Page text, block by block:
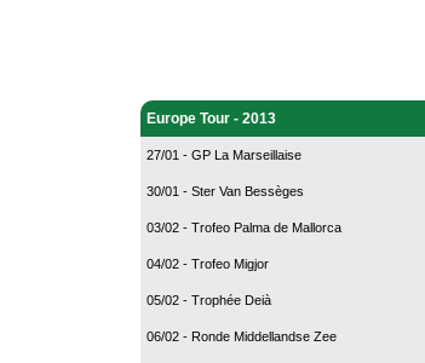
Europe Tour - 2013
27/01 - GP La Marseillaise
30/01 - Ster Van Bessèges
03/02 - Trofeo Palma de Mallorca
04/02 - Trofeo Migjor
05/02 - Trophée Deià
06/02 - Ronde Middellandse Zee